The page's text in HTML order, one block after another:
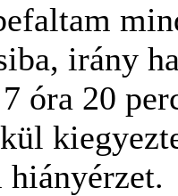
irány
7 óra 20
hiányérzet.